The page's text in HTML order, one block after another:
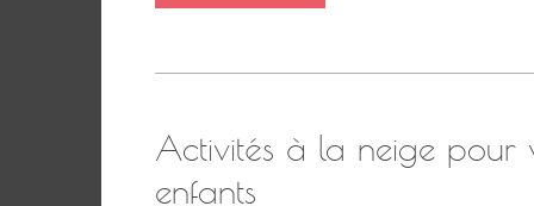
Activités à la neige pour
enfants